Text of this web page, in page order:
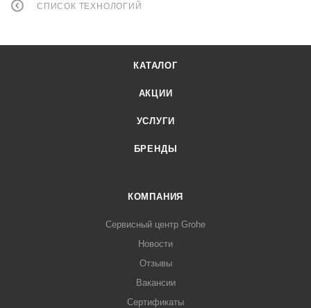
СПИСОК ТЕХНОЛОГИЙ
КАТАЛОГ
АКЦИИ
УСЛУГИ
БРЕНДЫ
КОМПАНИЯ
Сервисный центр Grohe
Новости
Отзывы
Вакансии
Сертификаты